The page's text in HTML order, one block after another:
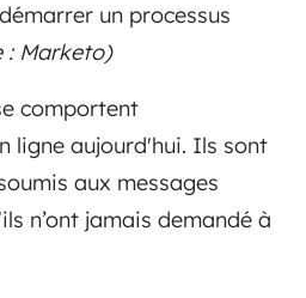
un processus
: Marketo)
comportent
ligne aujourd'hui. Ils sont
aux messages
n’ont jamais demandé à